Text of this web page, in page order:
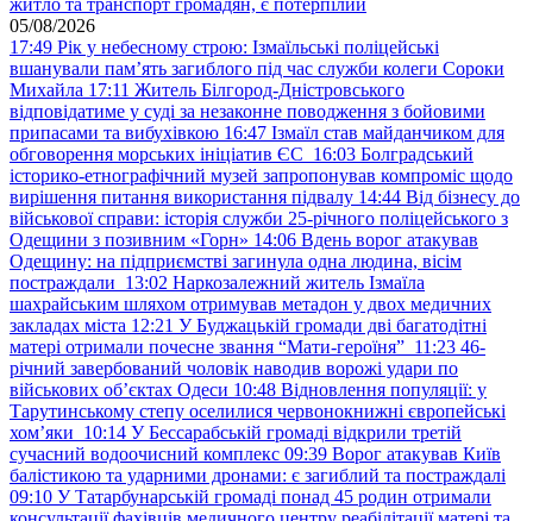
житло та транспорт громадян, є потерпілий
05/08/2026
17:49 Рік у небесному строю: Ізмаїльські поліцейські
вшанували пам’ять загиблого під час служби колеги Сороки
Михайла 17:11 Житель Білгород-Дністровського
відповідатиме у суді за незаконне поводження з бойовими
припасами та вибухівкою 16:47 Ізмаїл став майданчиком для
обговорення морських ініціатив ЄС 16:03 Болградський
історико-етнографічний музей запропонував компроміс щодо
вирішення питання використання підвалу 14:44 Від бізнесу до
військової справи: історія служби 25-річного поліцейського з
Одещини з позивним «Горн» 14:06 Вдень ворог атакував
Одещину: на підприємстві загинула одна людина, вісім
постраждали 13:02 Наркозалежний житель Ізмаїла
шахрайським шляхом отримував метадон у двох медичних
закладах міста 12:21 У Буджацькій громади дві багатодітні
матері отримали почесне звання “Мати-героїня” 11:23 46-
річний завербований чоловік наводив ворожі удари по
військових обʼєктах Одеси 10:48 Відновлення популяції: у
Тарутинському степу оселилися червонокнижні європейські
хом’яки 10:14 У Бессарабській громаді відкрили третій
сучасний водоочисний комплекс 09:39 Ворог атакував Київ
балістикою та ударними дронами: є загиблий та постраждалі
09:10 У Татарбунарській громаді понад 45 родин отримали